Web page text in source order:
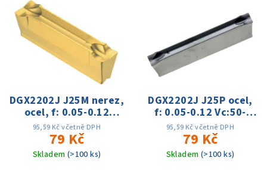
DGX2202J J25M nerez,
ocel, f: 0.05-0.12
Vc:50-150m
95,59 Kč včetně DPH
79 Kč
Skladem (>100 ks)
DGX2202J J25P ocel,
f: 0.05-0.12 Vc:50-
150m
95,59 Kč včetně DPH
79 Kč
Skladem (>100 ks)